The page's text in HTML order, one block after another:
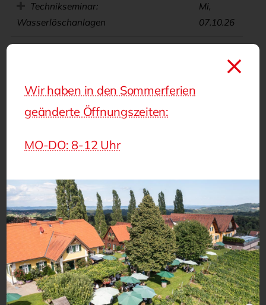
Wir haben in den Sommerferien
geänderte Öffnungszeiten:
MO-DO: 8-12 Uhr